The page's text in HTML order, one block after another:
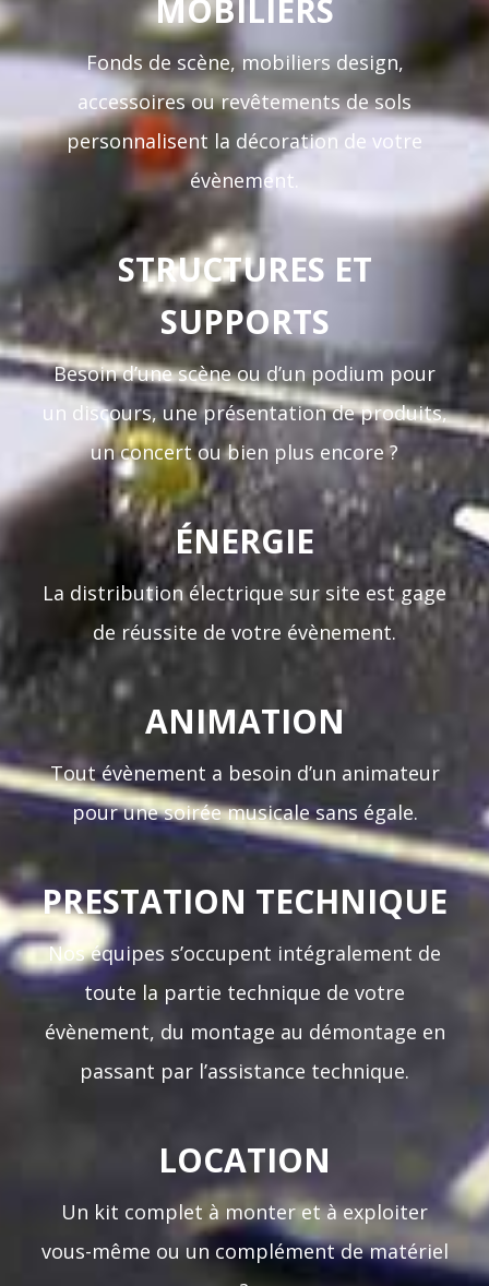
MOBILIERS
Fonds de scène, mobiliers design,
accessoires ou revêtements de sols
personnalisent la décoration de votre
évènement.
STRUCTURES ET
SUPPORTS
Besoin d’une scène ou d’un podium pour
un discours, une présentation de produits,
un concert ou bien plus encore ?
ÉNERGIE
La distribution électrique sur site est gage
de réussite de votre évènement.
ANIMATION
Tout évènement a besoin d’un animateur
pour une soirée musicale sans égale.
PRESTATION TECHNIQUE
Nos équipes s’occupent intégralement de
toute la partie technique de votre
évènement, du montage au démontage en
passant par l’assistance technique.
LOCATION
Un kit complet à monter et à exploiter
vous-même ou un complément de matériel